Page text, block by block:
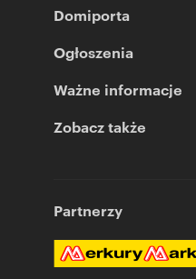
Domiporta
Ogłoszenia
Ważne informacje
Zobacz także
Partnerzy